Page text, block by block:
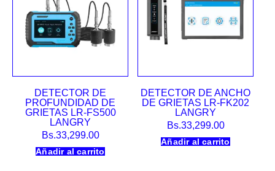
DETECTOR DE
PROFUNDIDAD DE
GRIETAS LR-FS500
LANGRY
Bs.33,299.00
Añadir al carrito
DETECTOR DE ANCHO
DE GRIETAS LR-FK202
LANGRY
Bs.33,299.00
Añadir al carrito